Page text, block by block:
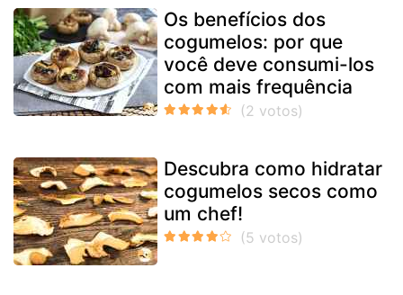
Os benefícios dos
cogumelos: por que
você deve consumi-los
com mais frequência
Descubra como hidratar
cogumelos secos como
um chef!